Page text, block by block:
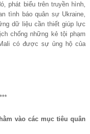
phát biểu trên truyền hình,
tình báo quân sự Ukraine,
dữ liệu cần thiết giúp lực
chống những kẻ tội phạm
có được sự ủng hộ của
vào các mục tiêu quân